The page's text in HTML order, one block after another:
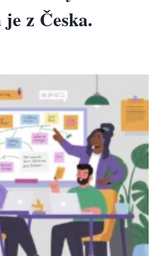
z Česka.